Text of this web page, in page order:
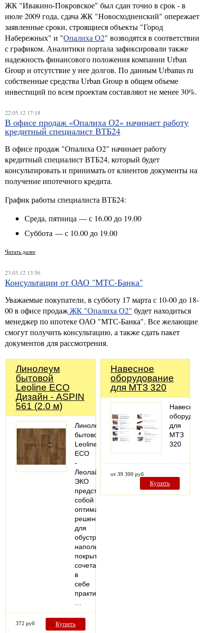
ЖК "Ивакино-Покровское" был сдан точно в срок - в
июле 2009 года, сдача ЖК "Новосходненский" опережает
заявленные сроки, строящиеся объекты "Город
Набережных" и "Опалиха О2" возводятся в соответствии
с графиком. Аналитики портала зафиксировали также
надежность финансового положения компании Urban
Group и отсутствие у нее долгов. По данным Urbanus ru
собственные средства Urban Group в общем объеме
инвестиций по всем проектам составляют не менее 30%.
22.05.12 17:18
В офисе продаж «Опалиха О2» начинает работу
кредитный специалист ВТБ24
В офисе продаж "Опалиха О2" начинает работу
кредитный специалист ВТБ24, который будет
консультировать и принимать от клиентов документы на
получение ипотечного кредита.
График работы специалиста ВТБ24:
Среда, пятница — с 16.00 до 19.00
Суббота — с 10.00 до 19.00
Читать далее
23.03.12 13:56
Консультации от ОАО "МТС-Банка"
Уважаемые покупатели, в субботу 17 марта с 10-00 до 18-
00 в офисе продажЖК "Опалиха О2" будет находиться
менеджер по ипотеке ОАО "МТС-Банка". Все желающие
смогут получить консультацию, а также сдать пакет
документов для рассмотрения.
Линолеум
бытовой
Leoline ECO
Дизайн - ASPIN
561 (2.0 м)
Линолеум
бытовой
Leoline
ECO
-
Леолайн
ЭКО
представляет
собой
оптимальное
решение
для
обустройства
напольных
покрытий,
сочетающее
в
себе
практичность,
372 руб Купить
Навесное
оборудование
для МТЗ 320
Навесное
оборудование
для
МТЗ
320
от 39 300 руб
Купить